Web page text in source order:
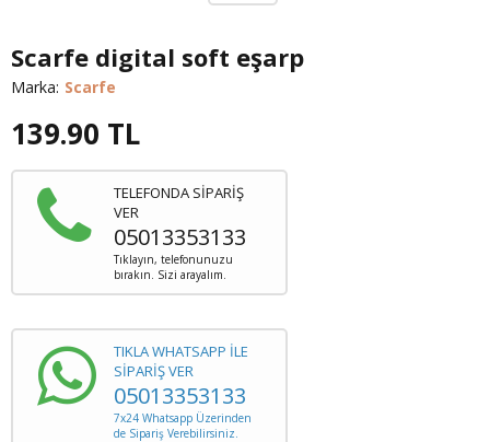
Scarfe digital soft eşarp
Marka: Scarfe
139.90 TL
TELEFONDA SİPARİŞ
VER
05013353133
Tıklayın, telefonunuzu
bırakın. Sizi arayalım.
TIKLA WHATSAPP İLE
SİPARİŞ VER
05013353133
7x24 Whatsapp Üzerinden
de Sipariş Verebilirsiniz.